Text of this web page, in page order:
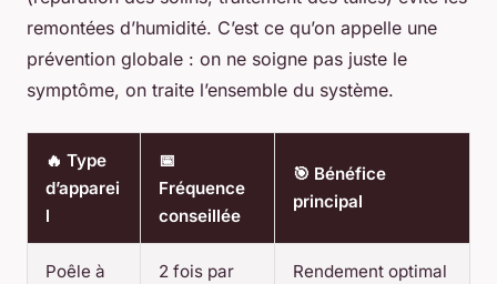
remontées d’humidité. C’est ce qu’on appelle une
prévention globale : on ne soigne pas juste le
symptôme, on traite l’ensemble du système.
🔥 Type
d’apparei
l
📅
Fréquence
conseillée
🎯 Bénéfice
principal
Poêle à
2 fois par
Rendement optimal